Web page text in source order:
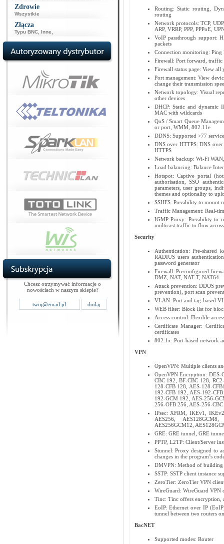
Zdrowie
Wszystkie
Złącza
Typu BNC Inne
Chcesz otrzymywać informacje o
nowościach w naszym sklepie?
Routing: Static routing,
routing
Network protocols: TCP,
ARP, VRRP, PPP, PPPoE,
VoIP passthrough support:
packets
Connection monitoring: Ping
Firewall: Port forward, traffic
Firewall status page: View all
Port management: View
change their transmission
Network topology: Visual
other devices
DHCP: Static and dynamic
MAC with wildcards
QoS / Smart Queue
or port, WMM, 802.11e
DDNS: Supported >77
DNS over HTTPS: DNS
HTTPS
Network backup: Wi-Fi
Load balancing: Balance
Hotspot: Captive portal
authorisation, SSO
parameters, user groups,
themes and optionality to
SSHFS: Possibility to mount
Traffic Management: Real-
IGMP Proxy: Possibility to
multicast traffic to flow
Security
Authentication: Pre-shared
RADIUS users
password generator
Firewall: Preconfigured
DMZ, NAT, NAT-T, NAT64
Attack prevention: DDOS
prevention), port scan
VLAN: Port and tag-based
WEB filter: Block list for
Access control: Flexible
Certificate Manager:
certificates
802.1x: Port-based network
VPN
OpenVPN: Multiple clients
OpenVPN Encryption: DES-
CBC 192, BF-CBC 128,
128-CFB 128, AES-128-
192-CFB 192, AES-192-
192-GCM 192, AES-256-
256-OFB 256, AES-256-CBC
IPsec: XFRM, IKEv1,
AES256,
AES256GCM12,
GRE: GRE tunnel, GRE
PPTP, L2TP: Client/Server
Stunnel: Proxy designed to
changes in the program’s
DMVPN: Method of building
SSTP: SSTP client instance
ZeroTier: ZeroTier VPN
WireGuard: WireGuard VPN
Tinc: Tinc offers encryption,
EoIP: Ethernet over IP
tunnel between two routers
BacNET
Supported modes: Router